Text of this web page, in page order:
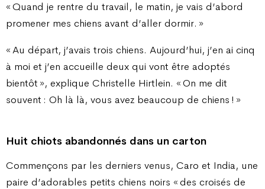
« Quand je rentre du travail, le matin, je vais d’abord
promener mes chiens avant d’aller dormir. »
« Au départ, j’avais trois chiens. Aujourd’hui, j’en ai cinq
à moi et j’en accueille deux qui vont être adoptés
bientôt », explique Christelle Hirtlein. « On me dit
souvent : Oh là là, vous avez beaucoup de chiens ! »
Huit chiots abandonnés dans un carton
Commençons par les derniers venus, Caro et India, une
paire d’adorables petits chiens noirs « des croisés de